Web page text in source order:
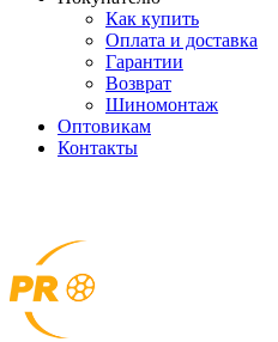
Как купить
Оплата и доставка
Гарантии
Возврат
Шиномонтаж
Оптовикам
Контакты